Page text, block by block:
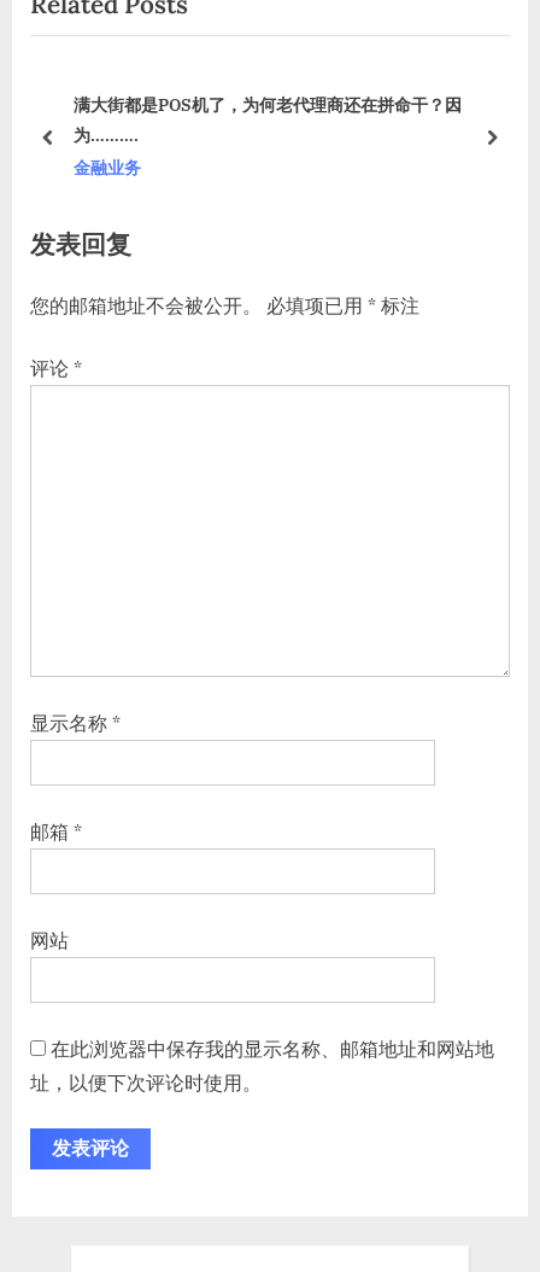
导
i
s
s
:
t
o
s
t
满大街都是POS机了，为何老代理商还在拼命干？因
为……….
金融业务
prev next
发表回复
您的邮箱地址不会被公开。 必填项已用 * 标注
评论 *
显示名称 *
邮箱 *
网站
在此浏览器中保存我的显示名称、邮箱地址和网站地
址，以便下次评论时使用。